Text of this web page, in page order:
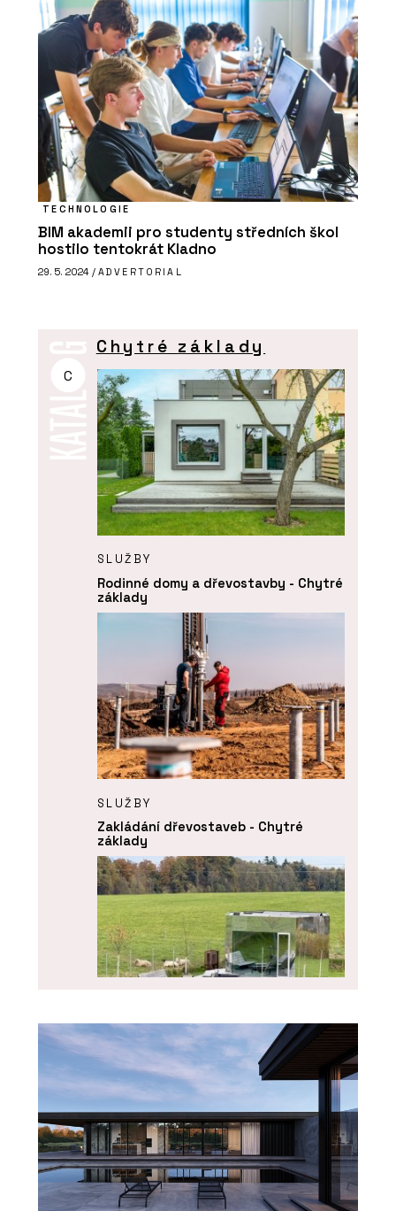
TECHNOLOGIE
BIM akademii pro studenty středních škol
hostilo tentokrát Kladno
29. 5. 2024 / ADVERTORIAL
C
Chytré základy
SLUŽBY
Rodinné domy a dřevostavby - Chytré
základy
SLUŽBY
Zakládání dřevostaveb - Chytré
základy
SLUŽBY
Pergoly a terasy - Chytré základy